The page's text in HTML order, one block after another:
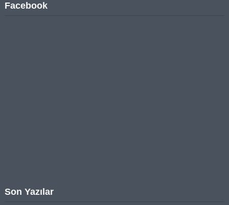
Facebook
Son Yazılar